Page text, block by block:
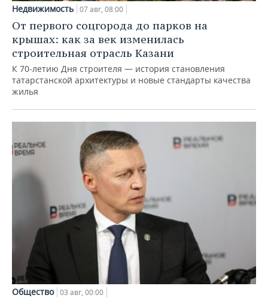
Недвижимость 07 авг, 08:00
От первого соцгорода до парков на
крышах: как за век изменилась
строительная отрасль Казани
К 70-летию Дня строителя — история становления
татарстанской архитектуры и новые стандарты качества
жилья
Общество 03 авг, 00:00